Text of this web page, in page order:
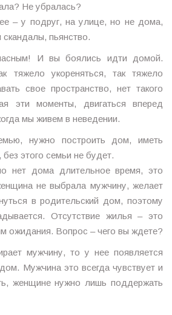
Не убралась?
– у подруг, на улице, но не дома,
пьянство.
И вы боялись идти домой.
тяжело укореняться, так тяжело
свое пространство, нет такого
эти моменты, двигаться вперед
мы живем в неведении.
нужно построить дом, иметь
этого семьи не будет.
нет дома длительное время, это
не выбрала мужчину, желает
в родительский дом, поэтому
Отсутствие жилья – это
ожидания. Вопрос – чего вы ждете?
мужчину, то у нее появляется
Мужчина это всегда чувствует и
женщине нужно лишь поддержать